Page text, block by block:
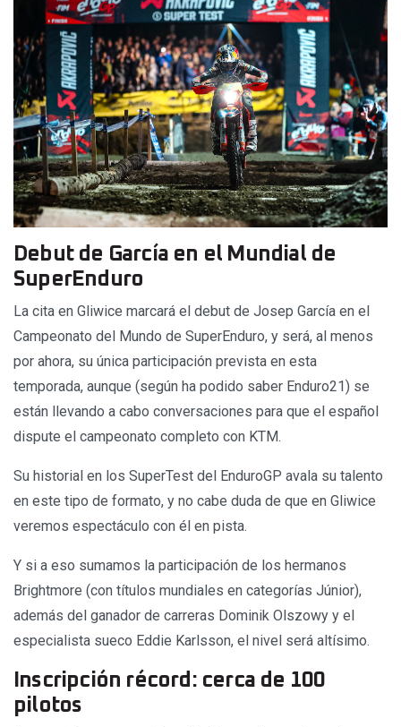
Debut de García en el Mundial de
SuperEnduro
La cita en Gliwice marcará el debut de Josep García en el
Campeonato del Mundo de SuperEnduro, y será, al menos
por ahora, su única participación prevista en esta
temporada, aunque (según ha podido saber Enduro21) se
están llevando a cabo conversaciones para que el español
dispute el campeonato completo con KTM.
Su historial en los SuperTest del EnduroGP avala su talento
en este tipo de formato, y no cabe duda de que en Gliwice
veremos espectáculo con él en pista.
Y si a eso sumamos la participación de los hermanos
Brightmore (con títulos mundiales en categorías Júnior),
además del ganador de carreras Dominik Olszowy y el
especialista sueco Eddie Karlsson, el nivel será altísimo.
Inscripción récord: cerca de 100
pilotos